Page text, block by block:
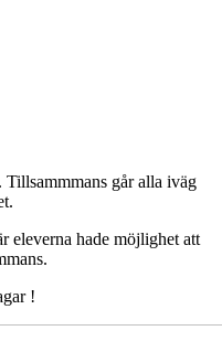
går alla iväg
eleverna hade möjlighet att
!